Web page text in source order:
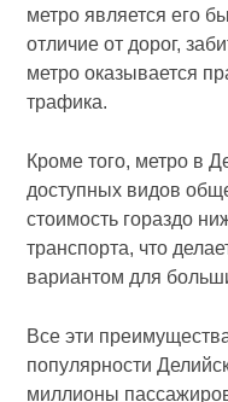
метро является его
отличие от дорог,
метро оказывается
трафика.
Кроме того, метро в
доступных видов
стоимость гораздо
транспорта, что
вариантом для
Все эти
популярности
миллионы